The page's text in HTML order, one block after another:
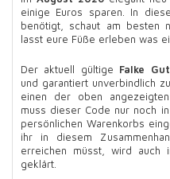
einige Euros sparen. In
benötigt, schaut am besten
lasst eure Füße erleben was
Der aktuell gültige Falke
und garantiert unverbindlich
einen der oben
muss dieser Code nur noch
persönlichen Warenkorbs
ihr in diesem
erreichen müsst, wird auch
geklärt.